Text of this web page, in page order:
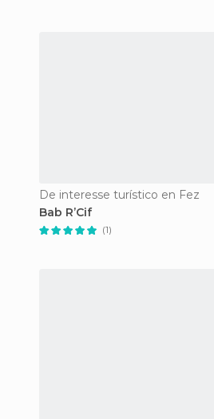
De interesse turístico en Fez
Bab R’Cif
(1)